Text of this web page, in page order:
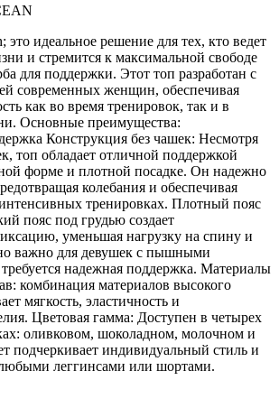
идеальное решение для тех, кто ведет
и стремится к максимальной свободе
для поддержки. Этот топ разработан с
современных женщин, обеспечивая
как во время тренировок, так и в
Основные преимущества:
Конструкция без чашек: Несмотря
топ обладает отличной поддержкой
форме и плотной посадке. Он надежно
колебания и обеспечивая
тренировках. Плотный пояс
пояс под грудью создает
уменьшая нагрузку на спину и
важно для девушек с пышными
надежная поддержка. Материалы
комбинация материалов высокого
мягкость, эластичность и
Цветовая гамма: Доступен в четырех
оливковом, шоколадном, молочном и
подчеркивает индивидуальный стиль и
любыми леггинсами или шортами.